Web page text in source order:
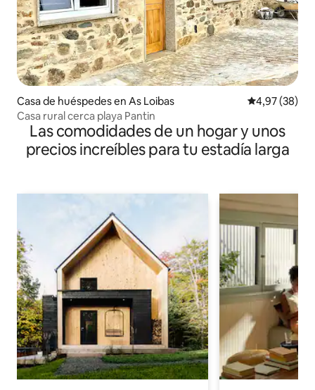
Casa de huéspedes en As Loibas Calificación
4,97 (38)
Casa rural cerca playa Pantin
Las comodidades de un hogar y unos
precios increíbles para tu estadía larga